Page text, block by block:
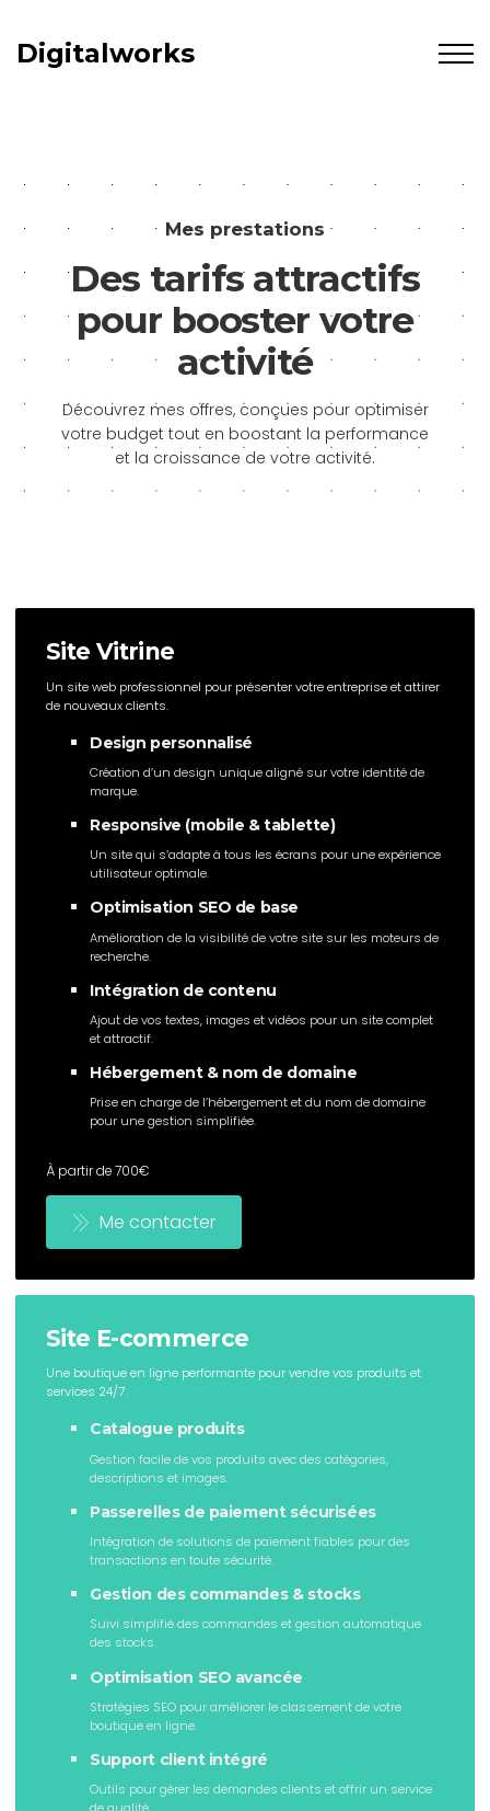
Digitalworks
Mes prestations
Des tarifs attractifs
pour booster votre
activité
Découvrez mes offres, conçues pour optimiser
votre budget tout en boostant la performance
et la croissance de votre activité.
Site Vitrine
Un site web professionnel pour présenter votre entreprise et attirer
de nouveaux clients.
Design personnalisé
Création d’un design unique aligné sur votre identité de
marque.
Responsive (mobile & tablette)
Un site qui s’adapte à tous les écrans pour une expérience
utilisateur optimale.
Optimisation SEO de base
Amélioration de la visibilité de votre site sur les moteurs de
recherche.
Intégration de contenu
Ajout de vos textes, images et vidéos pour un site complet
et attractif.
Hébergement & nom de domaine
Prise en charge de l’hébergement et du nom de domaine
pour une gestion simplifiée.
À partir de 700€
Me contacter
Site E-commerce
Une boutique en ligne performante pour vendre vos produits et
services 24/7.
Catalogue produits
Gestion facile de vos produits avec des catégories,
descriptions et images.
Passerelles de paiement sécurisées
Intégration de solutions de paiement fiables pour des
transactions en toute sécurité.
Gestion des commandes & stocks
Suivi simplifié des commandes et gestion automatique
des stocks.
Optimisation SEO avancée
Stratégies SEO pour améliorer le classement de votre
boutique en ligne.
Support client intégré
Outils pour gérer les demandes clients et offrir un service